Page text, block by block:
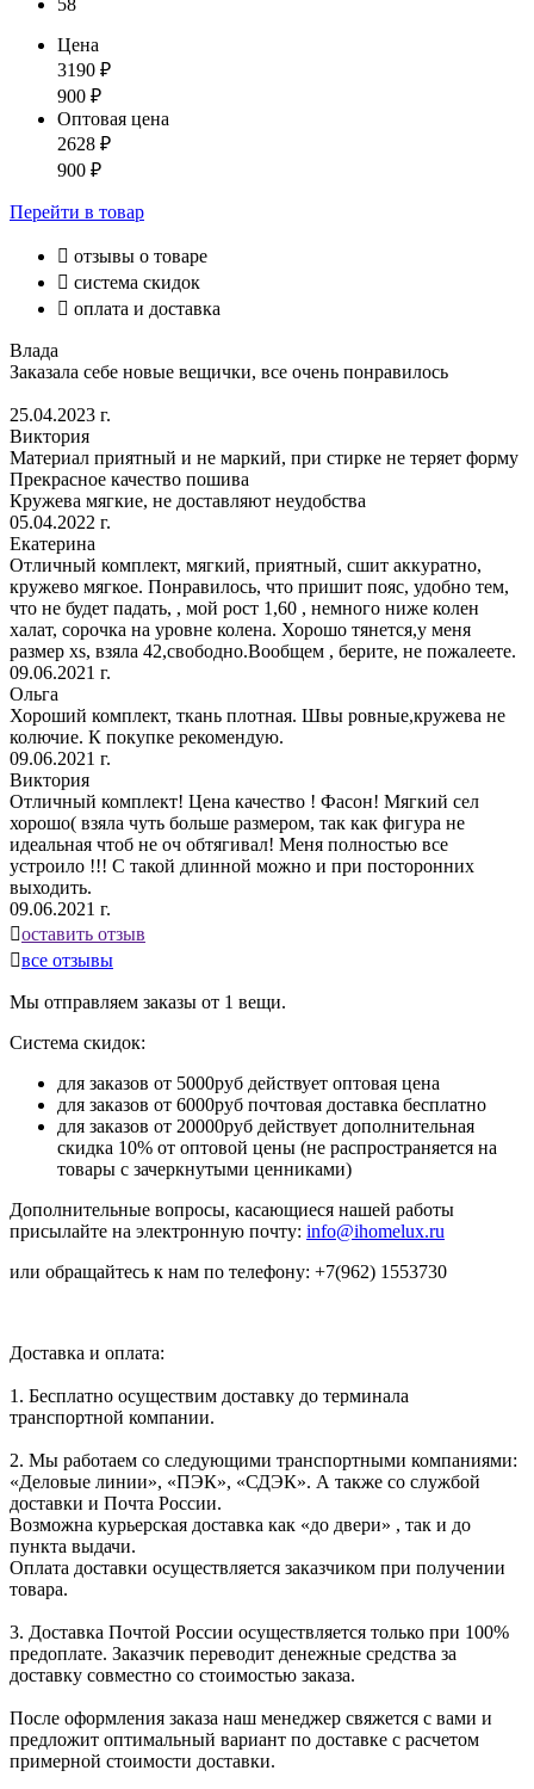
Цена
3190 ₽
900 ₽
Оптовая цена
2628 ₽
900 ₽
Перейти в товар
 отзывы о товаре
 система скидок
 оплата и доставка
Влада
Заказала себе новые вещички, все очень понравилось
25.04.2023 г.
Виктория
Материал приятный и не маркий, при стирке не теряет форму
Прекрасное качество пошива
Кружева мягкие, не доставляют неудобства
05.04.2022 г.
Екатерина
Отличный комплект, мягкий, приятный, сшит аккуратно,
кружево мягкое. Понравилось, что пришит пояс, удобно тем,
что не будет падать, , мой рост 1,60 , немного ниже колен
халат, сорочка на уровне колена. Хорошо тянется,у меня
размер xs, взяла 42,свободно.Вообщем , берите, не пожалеете.
09.06.2021 г.
Ольга
Хороший комплект, ткань плотная. Швы ровные,кружева не
колючие. К покупке рекомендую.
09.06.2021 г.
Виктория
Отличный комплект! Цена качество ! Фасон! Мягкий сел
хорошо( взяла чуть больше размером, так как фигура не
идеальная чтоб не оч обтягивал! Меня полностью все
устроило !!! С такой длинной можно и при посторонних
выходить.
09.06.2021 г.
оставить отзыв
все отзывы
Мы отправляем заказы от 1 вещи.
Система скидок:
для заказов от 5000руб действует оптовая цена
для заказов от 6000руб почтовая доставка бесплатно
для заказов от 20000руб действует дополнительная
скидка 10% от оптовой цены (не распространяется на
товары с зачеркнутыми ценниками)
Дополнительные вопросы, касающиеся нашей работы
присылайте на электронную почту: info@ihomelux.ru
или обращайтесь к нам по телефону: +7(962) 1553730
Доставка и оплата:
1. Бесплатно осуществим доставку до терминала
транспортной компании.
2. Мы работаем со следующими транспортными компаниями:
«Деловые линии», «ПЭК», «СДЭК». А также со службой
доставки и Почта России.
Возможна курьерская доставка как «до двери» , так и до
пункта выдачи.
Оплата доставки осуществляется заказчиком при получении
товара.
3. Доставка Почтой России осуществляется только при 100%
предоплате. Заказчик переводит денежные средства за
доставку совместно со стоимостью заказа.
После оформления заказа наш менеджер свяжется с вами и
предложит оптимальный вариант по доставке с расчетом
примерной стоимости доставки.